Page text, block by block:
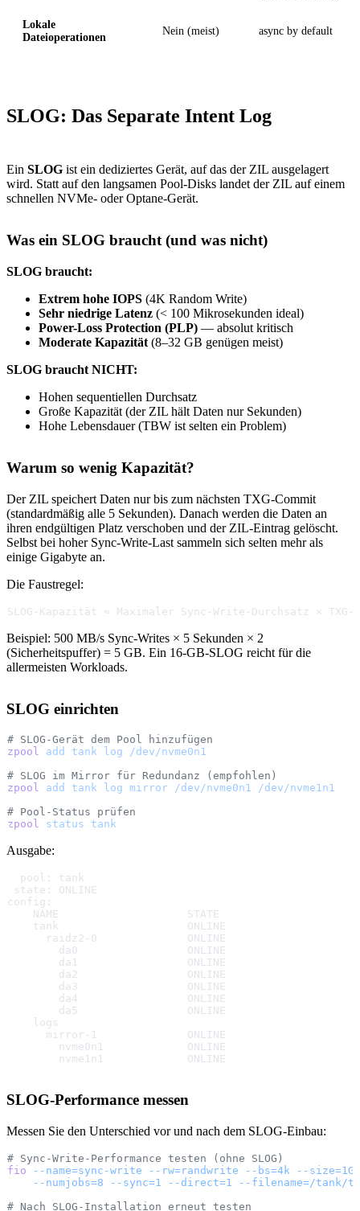
Lokale
Dateioperationen
Nein (meist) async by default
SLOG: Das Separate Intent Log
Ein SLOG ist ein dediziertes Gerät, auf das der ZIL ausgelagert
wird. Statt auf den langsamen Pool-Disks landet der ZIL auf einem
schnellen NVMe- oder Optane-Gerät.
Was ein SLOG braucht (und was nicht)
SLOG braucht:
Extrem hohe IOPS (4K Random Write)
Sehr niedrige Latenz (< 100 Mikrosekunden ideal)
Power-Loss Protection (PLP) — absolut kritisch
Moderate Kapazität (8–32 GB genügen meist)
SLOG braucht NICHT:
Hohen sequentiellen Durchsatz
Große Kapazität (der ZIL hält Daten nur Sekunden)
Hohe Lebensdauer (TBW ist selten ein Problem)
Warum so wenig Kapazität?
Der ZIL speichert Daten nur bis zum nächsten TXG-Commit
(standardmäßig alle 5 Sekunden). Danach werden die Daten an
ihren endgültigen Platz verschoben und der ZIL-Eintrag gelöscht.
Selbst bei hoher Sync-Write-Last sammeln sich selten mehr als
einige Gigabyte an.
Die Faustregel:
SLOG-Kapazität ≈ Maximaler Sync-Write-Durchsatz × TXG-
Beispiel: 500 MB/s Sync-Writes × 5 Sekunden × 2
(Sicherheitspuffer) = 5 GB. Ein 16-GB-SLOG reicht für die
allermeisten Workloads.
SLOG einrichten
# SLOG-Gerät dem Pool hinzufügen
zpool add tank log /dev/nvme0n1
# SLOG im Mirror für Redundanz (empfohlen)
zpool add tank log mirror /dev/nvme0n1 /dev/nvme1n1
# Pool-Status prüfen
zpool status tank
Ausgabe:
  pool: tank
state: ONLINE
config:
    NAME                    STATE
    tank                    ONLINE
      raidz2-0              ONLINE
        da0                 ONLINE
        da1                 ONLINE
        da2                 ONLINE
        da3                 ONLINE
        da4                 ONLINE
        da5                 ONLINE
    logs
      mirror-1              ONLINE
        nvme0n1             ONLINE
        nvme1n1             ONLINE
SLOG-Performance messen
Messen Sie den Unterschied vor und nach dem SLOG-Einbau:
# Sync-Write-Performance testen (ohne SLOG)
fio --name=sync-write --rw=randwrite --bs=4k --size=1G
    --numjobs=8
--sync=1 --direct=1 --filename=/tank/
# Nach SLOG-Installation erneut testen